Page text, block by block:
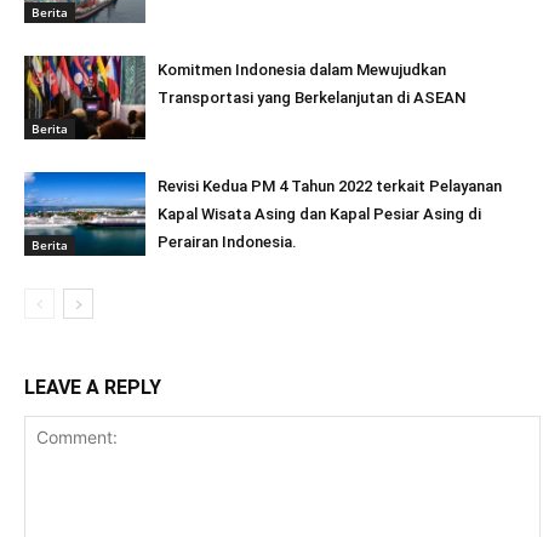
Berita
Berita
Komitmen Indonesia dalam Mewujudkan
Transportasi yang Berkelanjutan di ASEAN
Berita
Revisi Kedua PM 4 Tahun 2022 terkait Pelayanan
Kapal Wisata Asing dan Kapal Pesiar Asing di
Perairan Indonesia.
LEAVE A REPLY